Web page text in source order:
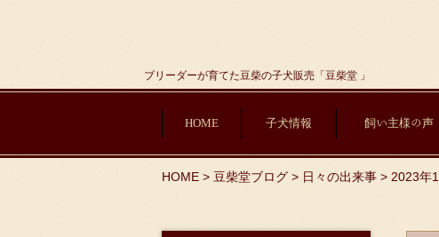
ブリーダーが育てた豆柴の子犬販売「豆柴堂 」
HOME 子犬情報 飼い主様の声
HOME > 豆柴堂ブログ > 日々の出来事 > 2023年